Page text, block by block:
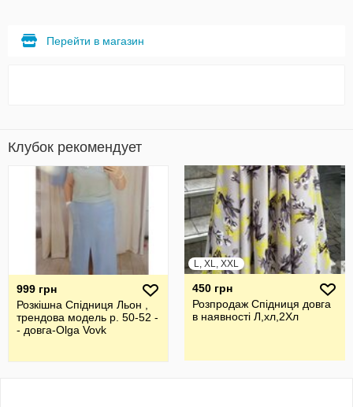
Перейти в магазин
Клубок рекомендует
999 грн
Розкішна Спідниця Льон ,
трендова модель р. 50-52 -
- довга-Olga Vovk
L, XL, XXL
450 грн
Розпродаж Спідниця довга
в наявності Л,хл,2Хл